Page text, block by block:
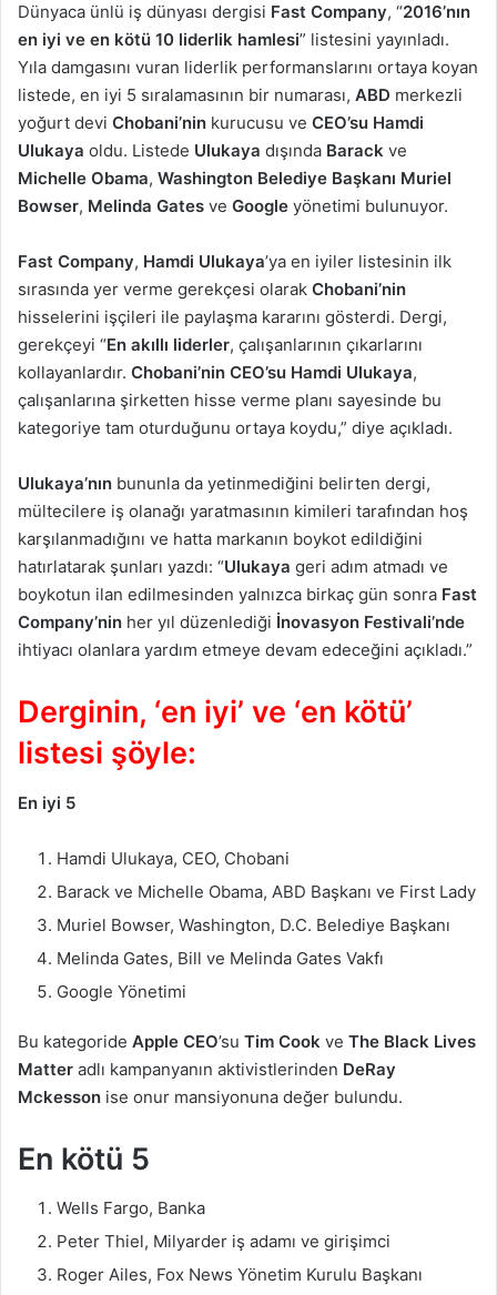
Dünyaca ünlü iş dünyası dergisi Fast Company, “2016’nın
en iyi ve en kötü 10 liderlik hamlesi” listesini yayınladı.
Yıla damgasını vuran liderlik performanslarını ortaya koyan
listede, en iyi 5 sıralamasının bir numarası, ABD merkezli
yoğurt devi Chobani’nin kurucusu ve CEO’su Hamdi
Ulukaya oldu. Listede Ulukaya dışında Barack ve
Michelle Obama, Washington Belediye Başkanı Muriel
Bowser, Melinda Gates ve Google yönetimi bulunuyor.
Fast Company, Hamdi Ulukaya’ya en iyiler listesinin ilk
sırasında yer verme gerekçesi olarak Chobani’nin
hisselerini işçileri ile paylaşma kararını gösterdi. Dergi,
gerekçeyi “En akıllı liderler, çalışanlarının çıkarlarını
kollayanlardır. Chobani’nin CEO’su Hamdi Ulukaya,
çalışanlarına şirketten hisse verme planı sayesinde bu
kategoriye tam oturduğunu ortaya koydu,” diye açıkladı.
Ulukaya’nın bununla da yetinmediğini belirten dergi,
mültecilere iş olanağı yaratmasının kimileri tarafından hoş
karşılanmadığını ve hatta markanın boykot edildiğini
hatırlatarak şunları yazdı: “Ulukaya geri adım atmadı ve
boykotun ilan edilmesinden yalnızca birkaç gün sonra Fast
Company’nin her yıl düzenlediği İnovasyon Festivali’nde
ihtiyacı olanlara yardım etmeye devam edeceğini açıkladı.”
Derginin, ‘en iyi’ ve ‘en kötü’
listesi şöyle:
En iyi 5
Hamdi Ulukaya, CEO, Chobani
Barack ve Michelle Obama, ABD Başkanı ve First Lady
Muriel Bowser, Washington, D.C. Belediye Başkanı
Melinda Gates, Bill ve Melinda Gates Vakfı
Google Yönetimi
Bu kategoride Apple CEO’su Tim Cook ve The Black Lives
Matter adlı kampanyanın aktivistlerinden DeRay
Mckesson ise onur mansiyonuna değer bulundu.
En kötü 5
Wells Fargo, Banka
Peter Thiel, Milyarder iş adamı ve girişimci
Roger Ailes, Fox News Yönetim Kurulu Başkanı